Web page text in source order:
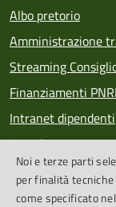
Albo pretorio
Amministrazione
Streaming
Finanziamenti
Intranet dipendenti
Newsletter
PagoPA
Noi e terze parti
per finalità
come specificato